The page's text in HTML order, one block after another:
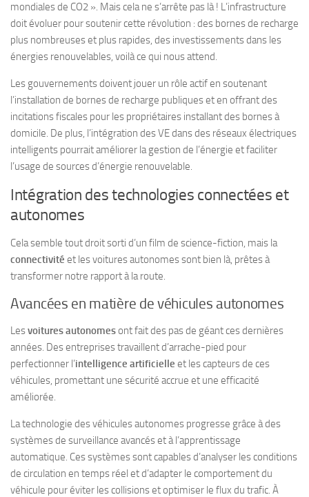
mondiales de CO2 ». Mais cela ne s’arrête pas là ! L’infrastructure
doit évoluer pour soutenir cette révolution : des bornes de recharge
plus nombreuses et plus rapides, des investissements dans les
énergies renouvelables, voilà ce qui nous attend.
Les gouvernements doivent jouer un rôle actif en soutenant
l’installation de bornes de recharge publiques et en offrant des
incitations fiscales pour les propriétaires installant des bornes à
domicile. De plus, l’intégration des VE dans des réseaux électriques
intelligents pourrait améliorer la gestion de l’énergie et faciliter
l’usage de sources d’énergie renouvelable.
Intégration des technologies connectées et
autonomes
Cela semble tout droit sorti d’un film de science-fiction, mais la
connectivité et les voitures autonomes sont bien là, prêtes à
transformer notre rapport à la route.
Avancées en matière de véhicules autonomes
Lesvoitures autonomesont fait des pas de géant ces dernières
années. Des entreprises travaillent d’arrache-pied pour
perfectionner l’intelligence artificielle et les capteurs de ces
véhicules, promettant une sécurité accrue et une efficacité
améliorée.
La technologie des véhicules autonomes progresse grâce à des
systèmes de surveillance avancés et à l’apprentissage
automatique. Ces systèmes sont capables d’analyser les conditions
de circulation en temps réel et d’adapter le comportement du
véhicule pour éviter les collisions et optimiser le flux du trafic. À